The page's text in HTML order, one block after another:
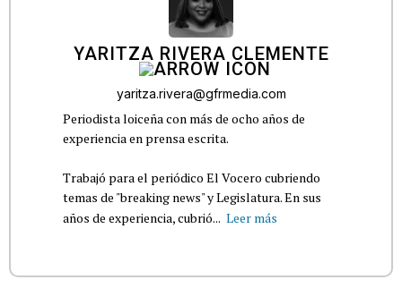
YARITZA RIVERA CLEMENTE
yaritza.rivera@gfrmedia.com
Periodista loiceña con más de ocho años de
experiencia en prensa escrita.
Trabajó para el periódico El Vocero cubriendo
temas de "breaking news" y Legislatura. En sus
años de experiencia, cubrió... Leer más